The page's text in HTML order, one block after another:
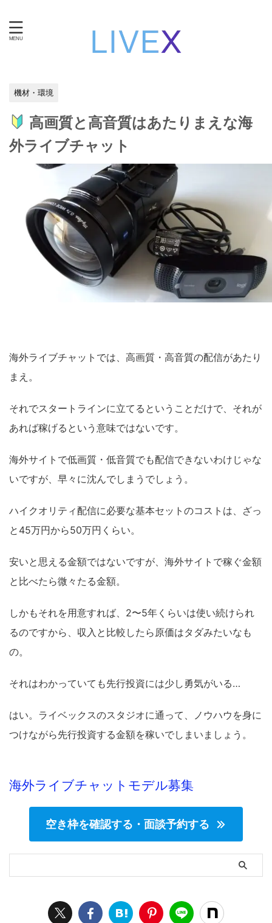
機材・環境
高画質と高音質はあたりまえな海
外ライブチャット
海外ライブチャットでは、高画質・高音質の配信があたり
まえ。
それでスタートラインに立てるということだけで、それが
あれば稼げるという意味ではないです。
海外サイトで低画質・低音質でも配信できないわけじゃな
いですが、早々に沈んでしまうでしょう。
ハイクオリティ配信に必要な基本セットのコストは、ざっ
と45万円から50万円くらい。
安いと思える金額ではないですが、海外サイトで稼ぐ金額
と比べたら微々たる金額。
しかもそれを用意すれば、2〜5年くらいは使い続けられ
るのですから、収入と比較したら原価はタダみたいなも
の。
それはわかっていても先行投資には少し勇気がいる…
はい。ライベックスのスタジオに通って、ノウハウを身に
つけながら先行投資する金額を稼いでしまいましょう。
海外ライブチャットモデル募集
空き枠を確認する・面談予約する